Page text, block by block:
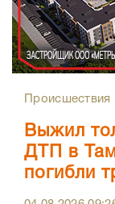
Происшествия
Выжил
ДТП в
погибли